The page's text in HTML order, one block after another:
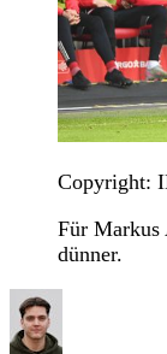
Copyright:
Für
dünner.